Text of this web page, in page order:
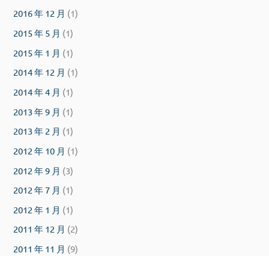
2016 年 12 月 (1)
2015 年 5 月 (1)
2015 年 1 月 (1)
2014 年 12 月 (1)
2014 年 4 月 (1)
2013 年 9 月 (1)
2013 年 2 月 (1)
2012 年 10 月 (1)
2012 年 9 月 (3)
2012 年 7 月 (1)
2012 年 1 月 (1)
2011 年 12 月 (2)
2011 年 11 月 (9)